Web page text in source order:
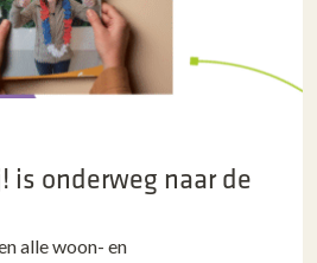
is onderweg naar de
alle woon- en